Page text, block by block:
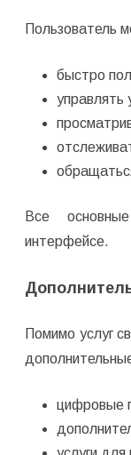
Пользователь
быстро
управлять
Все
интерфейсе.
Помимо услуг
цифровые